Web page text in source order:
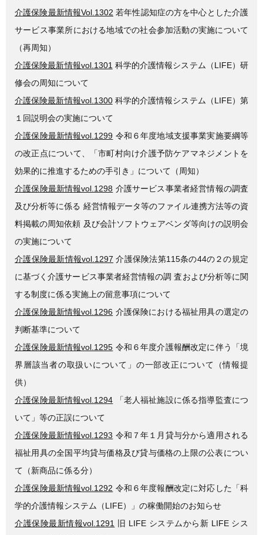
介護保険最新情報Vol.1302 若年性認知症の方を中心とした介護
サービス事業所における地域での社会参加活動の実施について
（再周知）
介護保険最新情報vol.1301 科学的介護情報システム（LIFE）研
修会の周知について
介護保険最新情報vol.1300科学的介護情報システム（LIFE）第
１回説明会の実施について
介護保険最新情報vol.1299 令和６年度地域支援事業実施要綱等
の改正点について、「市町村向け介護予防ケアマネジメントを
効果的に推進するための手引き」について（周知）
介護保険最新情報vol.1298 介護サービス事業者経営情報の調査
及び分析等に係る 経営情報データ等のファイル連携方法等の資
料掲載の周知依頼 及び会計ソフトウェアベンダ等向けの説明会
の実施について
介護保険最新情報vol.1297 介護保険法第115条の44の２の規定
に基づく介護サービス事業者経営情報の調 査および分析等に関
する制度に係る実施上の留意事項について
介護保険最新情報vol.1296 介護保険における福祉用具の選定の
判断基準について
介護保険最新情報vol.1295 令和６年度介護報酬改定に伴う「境
界層該当者の取扱いについて」の一部改正について（情報提
供）
介護保険最新情報vol.1294 「老人福祉施設に係る指導監査につ
いて」等の正誤について
介護保険最新情報vol.1293 令和７年１月貸与分から適用される
福祉用具の全国平均貸与価格及び貸与価格の上限の公表につい
て（新商品に係る分）
介護保険最新情報vol.1292 令和６年度報酬改定に対応した「科
学的介護情報システム（LIFE）」の稼働開始のお知らせ
介護保険最新情報vol.1291
旧 LIFE システムから新 LIFE シス